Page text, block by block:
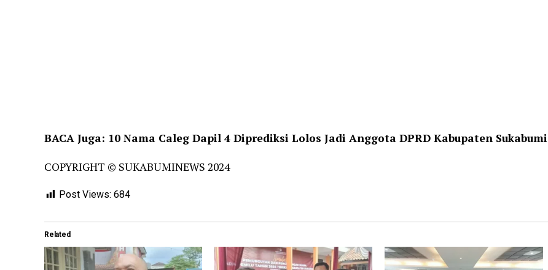
BACA Juga: 10 Nama Caleg Dapil 4 Diprediksi Lolos Jadi Anggota DPRD Kabupaten Sukabumi
COPYRIGHT © SUKABUMINEWS 2024
Post Views: 684
Related